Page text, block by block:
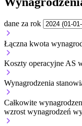
dane za rok
Łączna kwota
Koszty operacyjne AS
Wynagrodzenia
Całkowite
wzrost wynagrodzeń